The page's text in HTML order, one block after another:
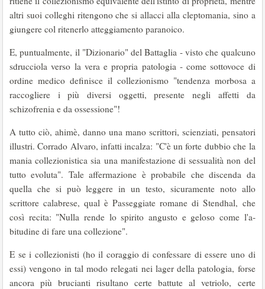
altri suoi colleghi ritengono che si allacci alla cleptomania, sino a
giungere col ritenerlo atteggiamento paranoico.
E, puntualmente, il "Dizionario" del Battaglia - visto che qualcuno
sdrucciola verso la vera e propria patologia - come sottovoce di
ordine medico definisce il collezionismo "tendenza mor­bosa a
raccogliere i più diversi oggetti, presente negli affetti da
schizofrenia e da ossessione"!
A tutto ciò, ahimè, danno una mano scrittori, scienziati, pensatori
illustri. Corrado Alvaro, infatti incalza: "C'è un forte dubbio che la
mania collezionistica sia una manifestazione di sessua­lità non del
tutto evoluta". Tale affermazione è probabile che discenda da
quella che si può leg­gere in un testo, sicuramente noto allo
scrittore calabrese, qual è Passeggiate romane di Stendhal, che
così recita: "Nulla rende lo spirito angusto e geloso come l'a­
bitudine di fare una colle­zione".
E se i collezionisti (ho il coraggio di confessare di essere uno di
essi) vengo­no in tal modo relegati nei lager della patologia, forse
ancora più brucianti risultano certe battute al vetriolo, certe